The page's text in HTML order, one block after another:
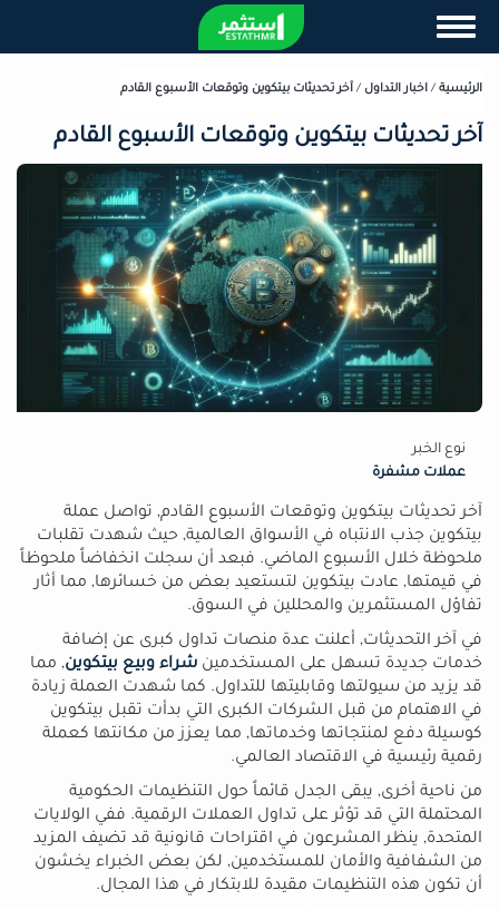
المحتوى
الرئيسي
Toggle navigation
الرئيسية / اخبار التداول / آخر تحديثات بيتكوين وتوقعات الأسبوع القادم
آخر تحديثات بيتكوين وتوقعات الأسبوع القادم
نوع الخبر
عملات مشفرة
آخر تحديثات بيتكوين وتوقعات الأسبوع القادم, تواصل عملة
بيتكوين جذب الانتباه في الأسواق العالمية, حيث شهدت تقلبات
ملحوظة خلال الأسبوع الماضي. فبعد أن سجلت انخفاضاً ملحوظاً
في قيمتها, عادت بيتكوين لتستعيد بعض من خسائرها, مما أثار
تفاؤل المستثمرين والمحللين في السوق.
في آخر التحديثات, أعلنت عدة منصات تداول كبرى عن إضافة
خدمات جديدة تسهل على المستخدمين شراء وبيع بيتكوين, مما
قد يزيد من سيولتها وقابليتها للتداول. كما شهدت العملة زيادة
في الاهتمام من قبل الشركات الكبرى التي بدأت تقبل بيتكوين
كوسيلة دفع لمنتجاتها وخدماتها, مما يعزز من مكانتها كعملة
رقمية رئيسية في الاقتصاد العالمي.
من ناحية أخرى, يبقى الجدل قائماً حول التنظيمات الحكومية
المحتملة التي قد تؤثر على تداول العملات الرقمية. ففي الولايات
المتحدة, ينظر المشرعون في اقتراحات قانونية قد تضيف المزيد
من الشفافية والأمان للمستخدمين, لكن بعض الخبراء يخشون
أن تكون هذه التنظيمات مقيدة للابتكار في هذا المجال.